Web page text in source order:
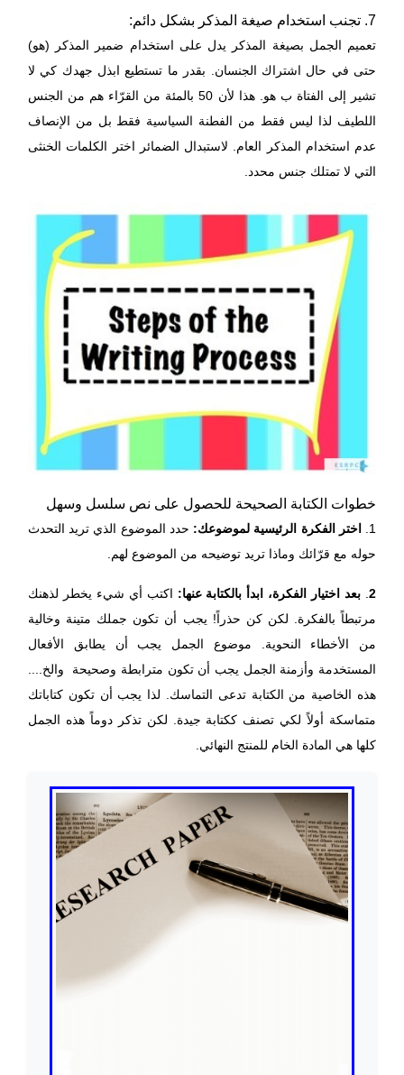
7. تجنب استخدام صيغة المذكر بشكل دائم:
تعميم الجمل بصيغة المذكر يدل على استخدام ضمير المذكر (هو)
حتى في حال اشتراك الجنسان. بقدر ما تستطيع ابذل جهدك كي لا
تشير إلى الفتاة ب هو. هذا لأن 50 بالمئة من القرّاء هم من الجنس
اللطيف لذا ليس فقط من الفطنة السياسية فقط بل من الإنصاف
عدم استخدام المذكر العام. لاستبدال الضمائر اختر الكلمات الخنثى
التي لا تمتلك جنس محدد.
خطوات الكتابة الصحيحة للحصول على نص سلسل وسهل
1. اختر الفكرة الرئيسية لموضوعك: حدد الموضوع الذي تريد التحدث
حوله مع قرّائك وماذا تريد توضيحه من الموضوع لهم.
2
. بعد اختيار الفكرة، ابدأ بالكتابة عنها: اكتب أي شيء يخطر لذهنك
مرتبطاً بالفكرة. لكن كن حذراً! يجب أن تكون جملك متينة وخالية
من الأخطاء النحوية. موضوع الجمل يجب أن يطابق الأفعال
المستخدمة وأزمنة الجمل يجب أن تكون مترابطة وصحيحة والخ....
هذه الخاصية من الكتابة تدعى التماسك. لذا يجب أن تكون كتاباتك
متماسكة أولاً لكي تصنف ككتابة جيدة. لكن تذكر دوماً هذه الجمل
كلها هي المادة الخام للمنتج النهائي.